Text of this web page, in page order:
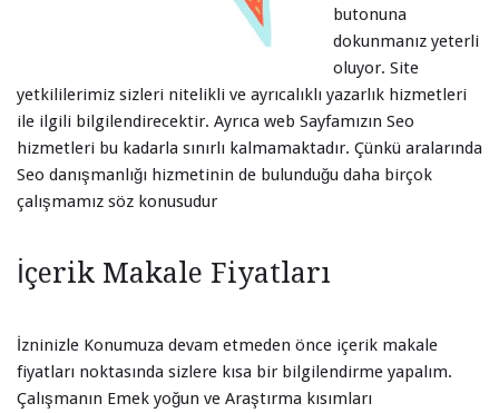
butonuna
dokunmanız yeterli
oluyor. Site
yetkililerimiz sizleri nitelikli ve ayrıcalıklı yazarlık hizmetleri
ile ilgili bilgilendirecektir. Ayrıca web Sayfamızın Seo
hizmetleri bu kadarla sınırlı kalmamaktadır. Çünkü aralarında
Seo danışmanlığı hizmetinin de bulunduğu daha birçok
çalışmamız söz konusudur
İçerik Makale Fiyatları
İzninizle Konumuza devam etmeden önce içerik makale
fiyatları noktasında sizlere kısa bir bilgilendirme yapalım.
Çalışmanın Emek yoğun ve Araştırma kısımları